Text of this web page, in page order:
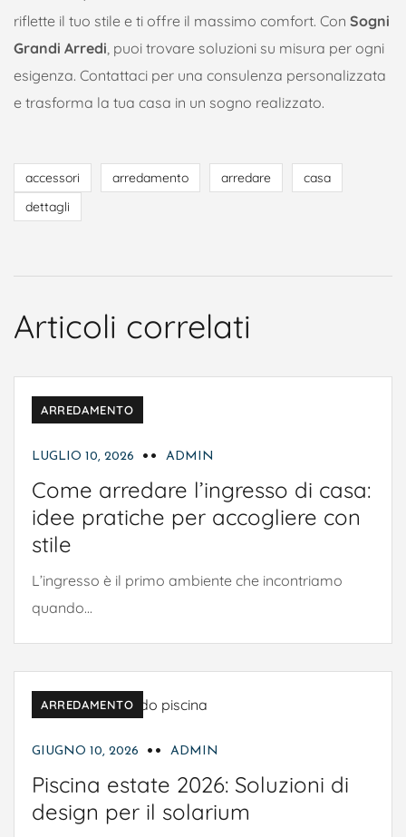
riflette il tuo stile e ti offre il massimo comfort. Con Sogni
Grandi Arredi , puoi trovare soluzioni su misura per ogni
esigenza. Contattaci per una consulenza personalizzata
e trasforma la tua casa in un sogno realizzato.
accessori arredamento arredare
casa
dettagli
Articoli correlati
ARREDAMENTO
LUGLIO 10, 2026 ADMIN
Come arredare l’ingresso di casa:
idee pratiche per accogliere con
stile
L’ingresso è il primo ambiente che incontriamo
quando...
ARREDAMENTO
GIUGNO 10, 2026 ADMIN
Piscina estate 2026: Soluzioni di
design per il solarium